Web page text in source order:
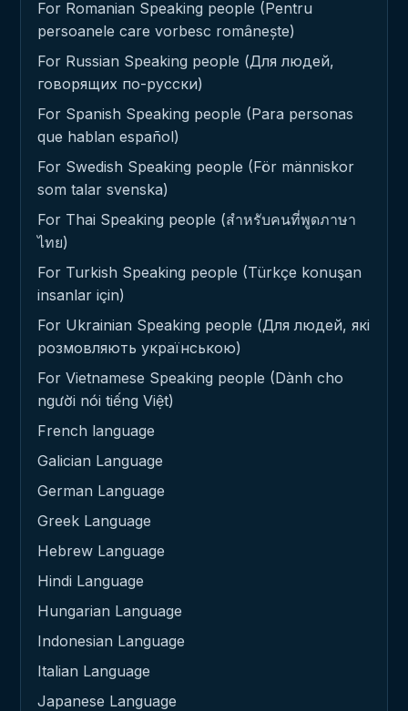
For Romanian Speaking people (Pentru
persoanele care vorbesc românește)
For Russian Speaking people (Для людей,
говорящих по-русски)
For Spanish Speaking people (Para personas
que hablan español)
For Swedish Speaking people (För människor
som talar svenska)
For Thai Speaking people (สำหรับคนที่พูดภาษา
ไทย)
For Turkish Speaking people (Türkçe konuşan
insanlar için)
For Ukrainian Speaking people (Для людей, які
розмовляють українською)
For Vietnamese Speaking people (Dành cho
người nói tiếng Việt)
French language
Galician Language
German Language
Greek Language
Hebrew Language
Hindi Language
Hungarian Language
Indonesian Language
Italian Language
Japanese Language